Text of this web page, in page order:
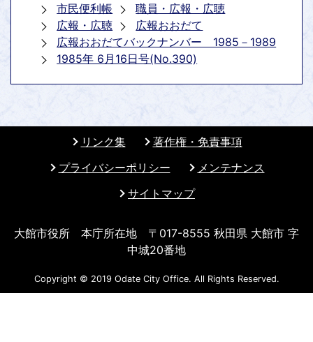
市民便利帳
職員・広報・広聴
広報・広聴
広報おおだて
広報おおだてバックナンバー 1985－1989
1985年 6月16日号(No.390)
リンク集
著作権・免責事項
プライバシーポリシー
メンテナンス
サイトマップ
大館市役所 本庁所在地 〒017-8555 秋田県 大館市 字
中城20番地
Copyright © 2019 Odate City Office. All Rights Reserved.